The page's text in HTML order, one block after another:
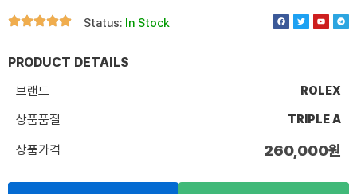
Status: In Stock
F
a
c
T
w
i
Y
o
u
T
e
l
PRODUCT DETAILS
브랜드
ROLEX
상품품질 TRIPLE A
상품가격 260,000원